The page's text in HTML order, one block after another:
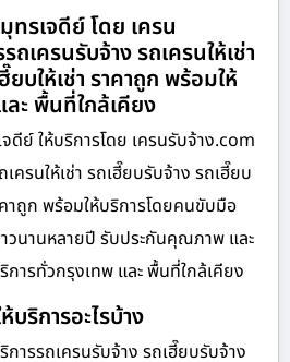
ทรเจดีย์ โดย เครน
ถเครนรับจ้าง รถเครนให้เช่า
ยบให้เช่า ราคาถูก พร้อมให้
ะ พื้นที่ใกล้เคียง
จดีย์ ให้บริการโดย เครนรับจ้าง.com
ครนให้เช่า รถเฮี๊ยบรับจ้าง รถเฮี๊ยบ
าถูก พร้อมให้บริการโดยคนขับมือ
นานหลายปี รับประกันคุณภาพ และ
ารทั่วกรุงเทพ และ พื้นที่ใกล้เคียง
บริการอะไรบ้าง
ารรถเครนรับจ้าง รถเฮี๊ยบรับจ้าง